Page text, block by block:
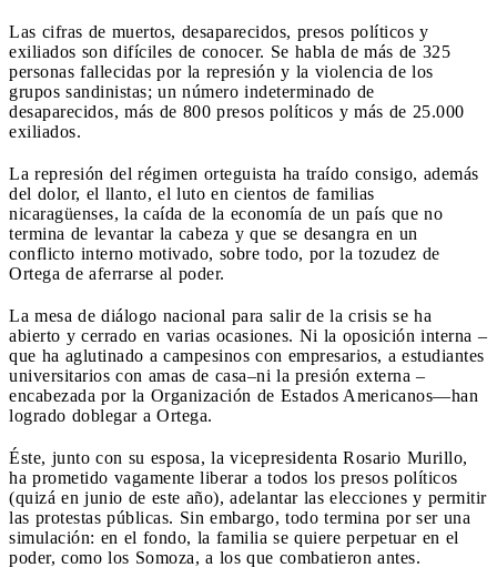
Las cifras de muertos, desaparecidos, presos políticos y
exiliados son difíciles de conocer. Se habla de más de 325
personas fallecidas por la represión y la violencia de los
grupos sandinistas; un número indeterminado de
desaparecidos, más de 800 presos políticos y más de 25.000
exiliados.
La represión del régimen orteguista ha traído consigo, además
del dolor, el llanto, el luto en cientos de familias
nicaragüenses, la caída de la economía de un país que no
termina de levantar la cabeza y que se desangra en un
conflicto interno motivado, sobre todo, por la tozudez de
Ortega de aferrarse al poder.
La mesa de diálogo nacional para salir de la crisis se ha
abierto y cerrado en varias ocasiones. Ni la oposición interna –
que ha aglutinado a campesinos con empresarios, a estudiantes
universitarios con amas de casa–ni la presión externa –
encabezada por la Organización de Estados Americanos—han
logrado doblegar a Ortega.
Éste, junto con su esposa, la vicepresidenta Rosario Murillo,
ha prometido vagamente liberar a todos los presos políticos
(quizá en junio de este año), adelantar las elecciones y permitir
las protestas públicas. Sin embargo, todo termina por ser una
simulación: en el fondo, la familia se quiere perpetuar en el
poder, como los Somoza, a los que combatieron antes.